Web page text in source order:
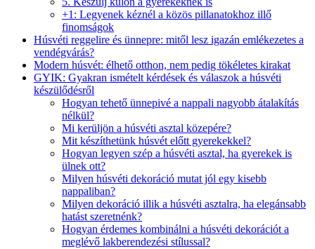
+1: Legyenek kéznél a közös pillanatokhoz illő
finomságok
Húsvéti reggelire és ünnepre: mitől lesz igazán emlékezetes a
vendégvárás?
Modern húsvét: élhető otthon, nem pedig tökéletes kirakat
GYIK: Gyakran ismételt kérdések és válaszok a húsvéti
készülődésről
Hogyan tehető ünnepivé a nappali nagyobb átalakítás
nélkül?
Mi kerüljön a húsvéti asztal közepére?
Mit készíthetünk húsvét előtt gyerekekkel?
Hogyan legyen szép a húsvéti asztal, ha gyerekek is
ülnek ott?
Milyen húsvéti dekoráció mutat jól egy kisebb
nappaliban?
Milyen dekoráció illik a húsvéti asztalra, ha elegánsabb
hatást szeretnénk?
Hogyan érdemes kombinálni a húsvéti dekorációt a
meglévő lakberendezési stílussal?